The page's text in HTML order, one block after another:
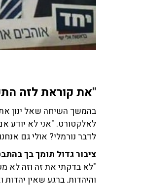
"את קוראת לזה
בהמשך השיחה שאל ינון את
לדבר נורמלי? אולי גם
ציבור גדול תומך בך
"לא בדקתי את זה וזה לא
והיהדות. ברגע שאין יהדות